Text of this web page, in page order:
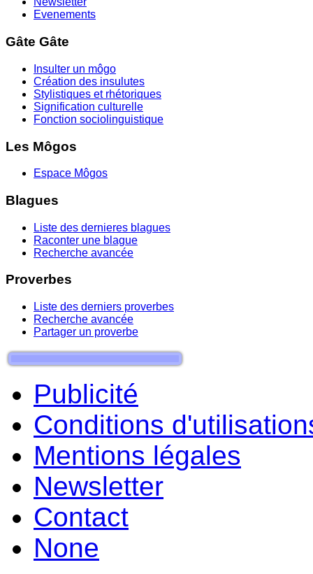
Evenements
Gâte Gâte
Insulter un môgo
Création des insulutes
Stylistiques et rhétoriques
Signification culturelle
Fonction sociolinguistique
Les Môgos
Espace Môgos
Blagues
Liste des dernieres blagues
Raconter une blague
Recherche avancée
Proverbes
Liste des derniers proverbes
Recherche avancée
Partager un proverbe
Publicité
Conditions
Mentions légales
Newsletter
Contact
None